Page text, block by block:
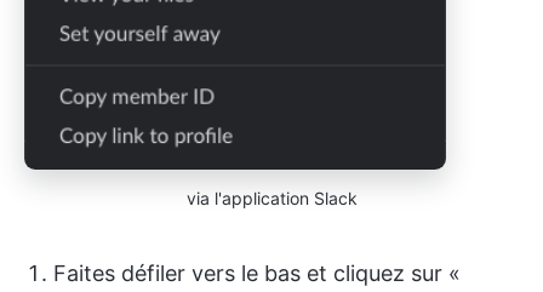
via l'application Slack
Faites défiler vers le bas et cliquez sur «